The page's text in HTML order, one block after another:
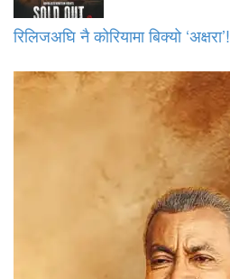
रिलिजअघि नै कोरियामा बिक्यो ‘अक्षरा’!